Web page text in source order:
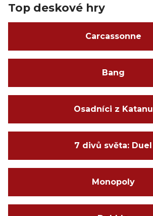
Top deskové hry
Carcassonne
Bang
Osadníci z Katanu
7 divů světa: Duel
Monopoly